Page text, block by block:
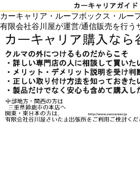
カーキャリア・ルーフボックス・ルー
有限会社谷川屋が運営/通信販売を行う